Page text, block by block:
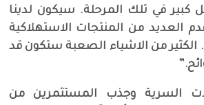
بشكل كبير في تلك المرحلة. سيكون لدينا
العديد من المنتجات الاستهلاكية
من الاشياء الصعبة ستكون قد
السرية وجذب المستثمرين من